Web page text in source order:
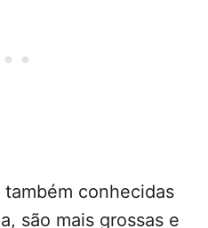
conhecidas
são mais grossas e